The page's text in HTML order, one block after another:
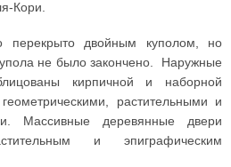
Кори.
двойным куполом, но
не было закончено. Наружные
кирпичной и наборной
растительными и
Массивные деревянные двери
и эпиграфическим